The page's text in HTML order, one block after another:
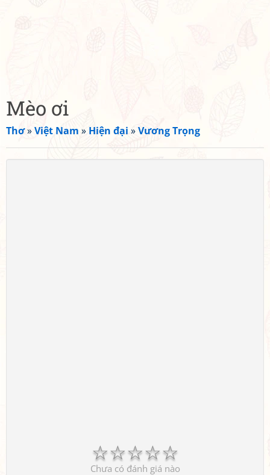
Mèo ơi
Thơ»Việt Nam » Hiện đại »Vương Trọng
☆
☆
☆
☆
☆
Chưa có đánh giá nào